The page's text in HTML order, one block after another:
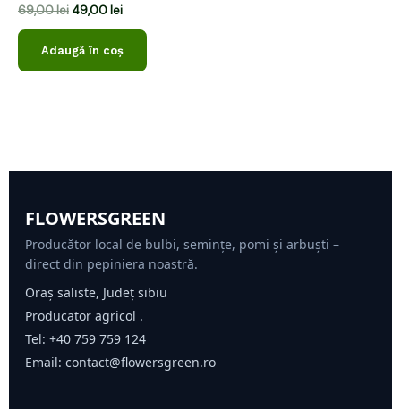
Evaluat
la
0
din
69,00lei 49,00 lei
Adaugă în coș
FLOWERSGREEN
Producător local de bulbi, semințe, pomi și arbuști –
direct din pepiniera noastră.
Oraș saliste, Județ sibiu
Producator agricol .
Tel: +40 759 759 124
Email: contact@flowersgreen.ro